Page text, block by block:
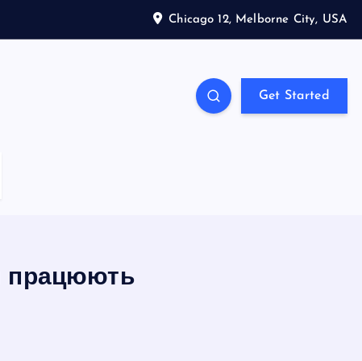
Chicago 12, Melborne City, USA
Get Started
працюють